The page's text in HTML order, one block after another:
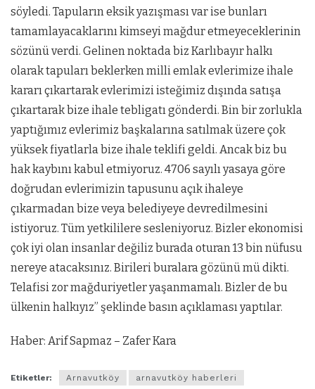
söyledi. Tapuların eksik yazışması var ise bunları
tamamlayacaklarını kimseyi mağdur etmeyeceklerinin
sözünü verdi. Gelinen noktada biz Karlıbayır halkı
olarak tapuları beklerken milli emlak evlerimize ihale
kararı çıkartarak evlerimizi isteğimiz dışında satışa
çıkartarak bize ihale tebligatı gönderdi. Bin bir zorlukla
yaptığımız evlerimiz başkalarına satılmak üzere çok
yüksek fiyatlarla bize ihale teklifi geldi. Ancak biz bu
hak kaybını kabul etmiyoruz. 4706 sayılı yasaya göre
doğrudan evlerimizin tapusunu açık ihaleye
çıkarmadan bize veya belediyeye devredilmesini
istiyoruz. Tüm yetkililere sesleniyoruz. Bizler ekonomisi
çok iyi olan insanlar değiliz burada oturan 13 bin nüfusu
nereye atacaksınız. Birileri buralara gözünü mü dikti.
Telafisi zor mağduriyetler yaşanmamalı. Bizler de bu
ülkenin halkıyız” şeklinde basın açıklaması yaptılar.
Haber: Arif Sapmaz – Zafer Kara
Etiketler: Arnavutköy
arnavutköy haberleri